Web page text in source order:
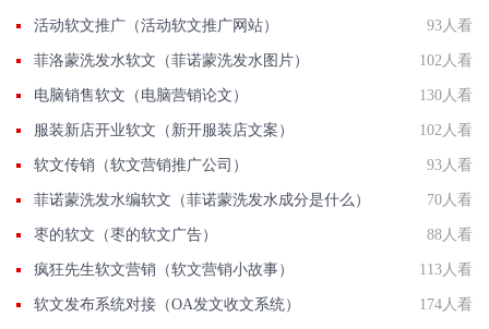
活动软文推广（活动软文推广网站） 93人看
菲洛蒙洗发水软文（菲诺蒙洗发水图片） 102人看
电脑销售软文（电脑营销论文） 130人看
服装新店开业软文（新开服装店文案） 102人看
软文传销（软文营销推广公司） 93人看
菲诺蒙洗发水编软文（菲诺蒙洗发水成分是什么） 70人看
枣的软文（枣的软文广告） 88人看
疯狂先生软文营销（软文营销小故事） 113人看
软文发布系统对接（OA发文收文系统） 174人看